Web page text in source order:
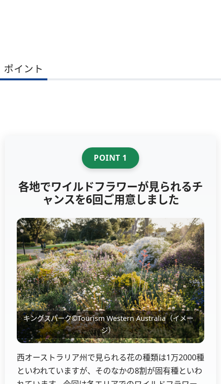
ポイント
POINT 1
各地でワイルドフラワーが見られるチ
ャンスを6回ご用意しました
キングスパーク©Tourism Western Australia（イメー
ジ）
西オーストラリア州で見られる花の種類は1万2000種
といわれていますが、そのなかの8割が固有種といわ